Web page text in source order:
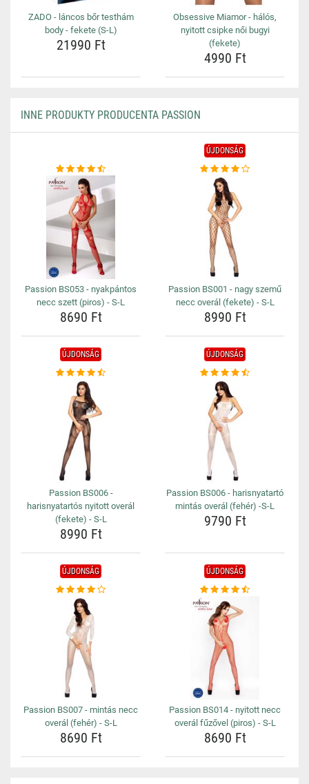
ZADO - láncos bőr testhám
body - fekete (S-L)
21990 Ft
Obsessive Miamor - hálós,
nyitott csipke női bugyi
(fekete)
4990 Ft
INNE PRODUKTY PRODUCENTA PASSION
Passion BS053 - nyakpántos
necc szett (piros) - S-L
8690 Ft
ÚJDONSÁG
Passion BS001 - nagy szemű
necc overál (fekete) - S-L
8990 Ft
ÚJDONSÁG
Passion BS006 -
harisnyatartós nyitott overál
(fekete) - S-L
8990 Ft
ÚJDONSÁG
Passion BS006 - harisnyatartó
mintás overál (fehér) -S-L
9790 Ft
ÚJDONSÁG
Passion BS007 - mintás necc
overál (fehér) - S-L
8690 Ft
ÚJDONSÁG
Passion BS014 - nyitott necc
overál fűzővel (piros) - S-L
8690 Ft